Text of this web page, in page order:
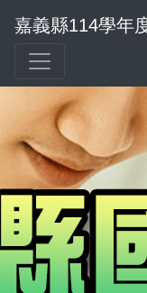
嘉義縣114學年